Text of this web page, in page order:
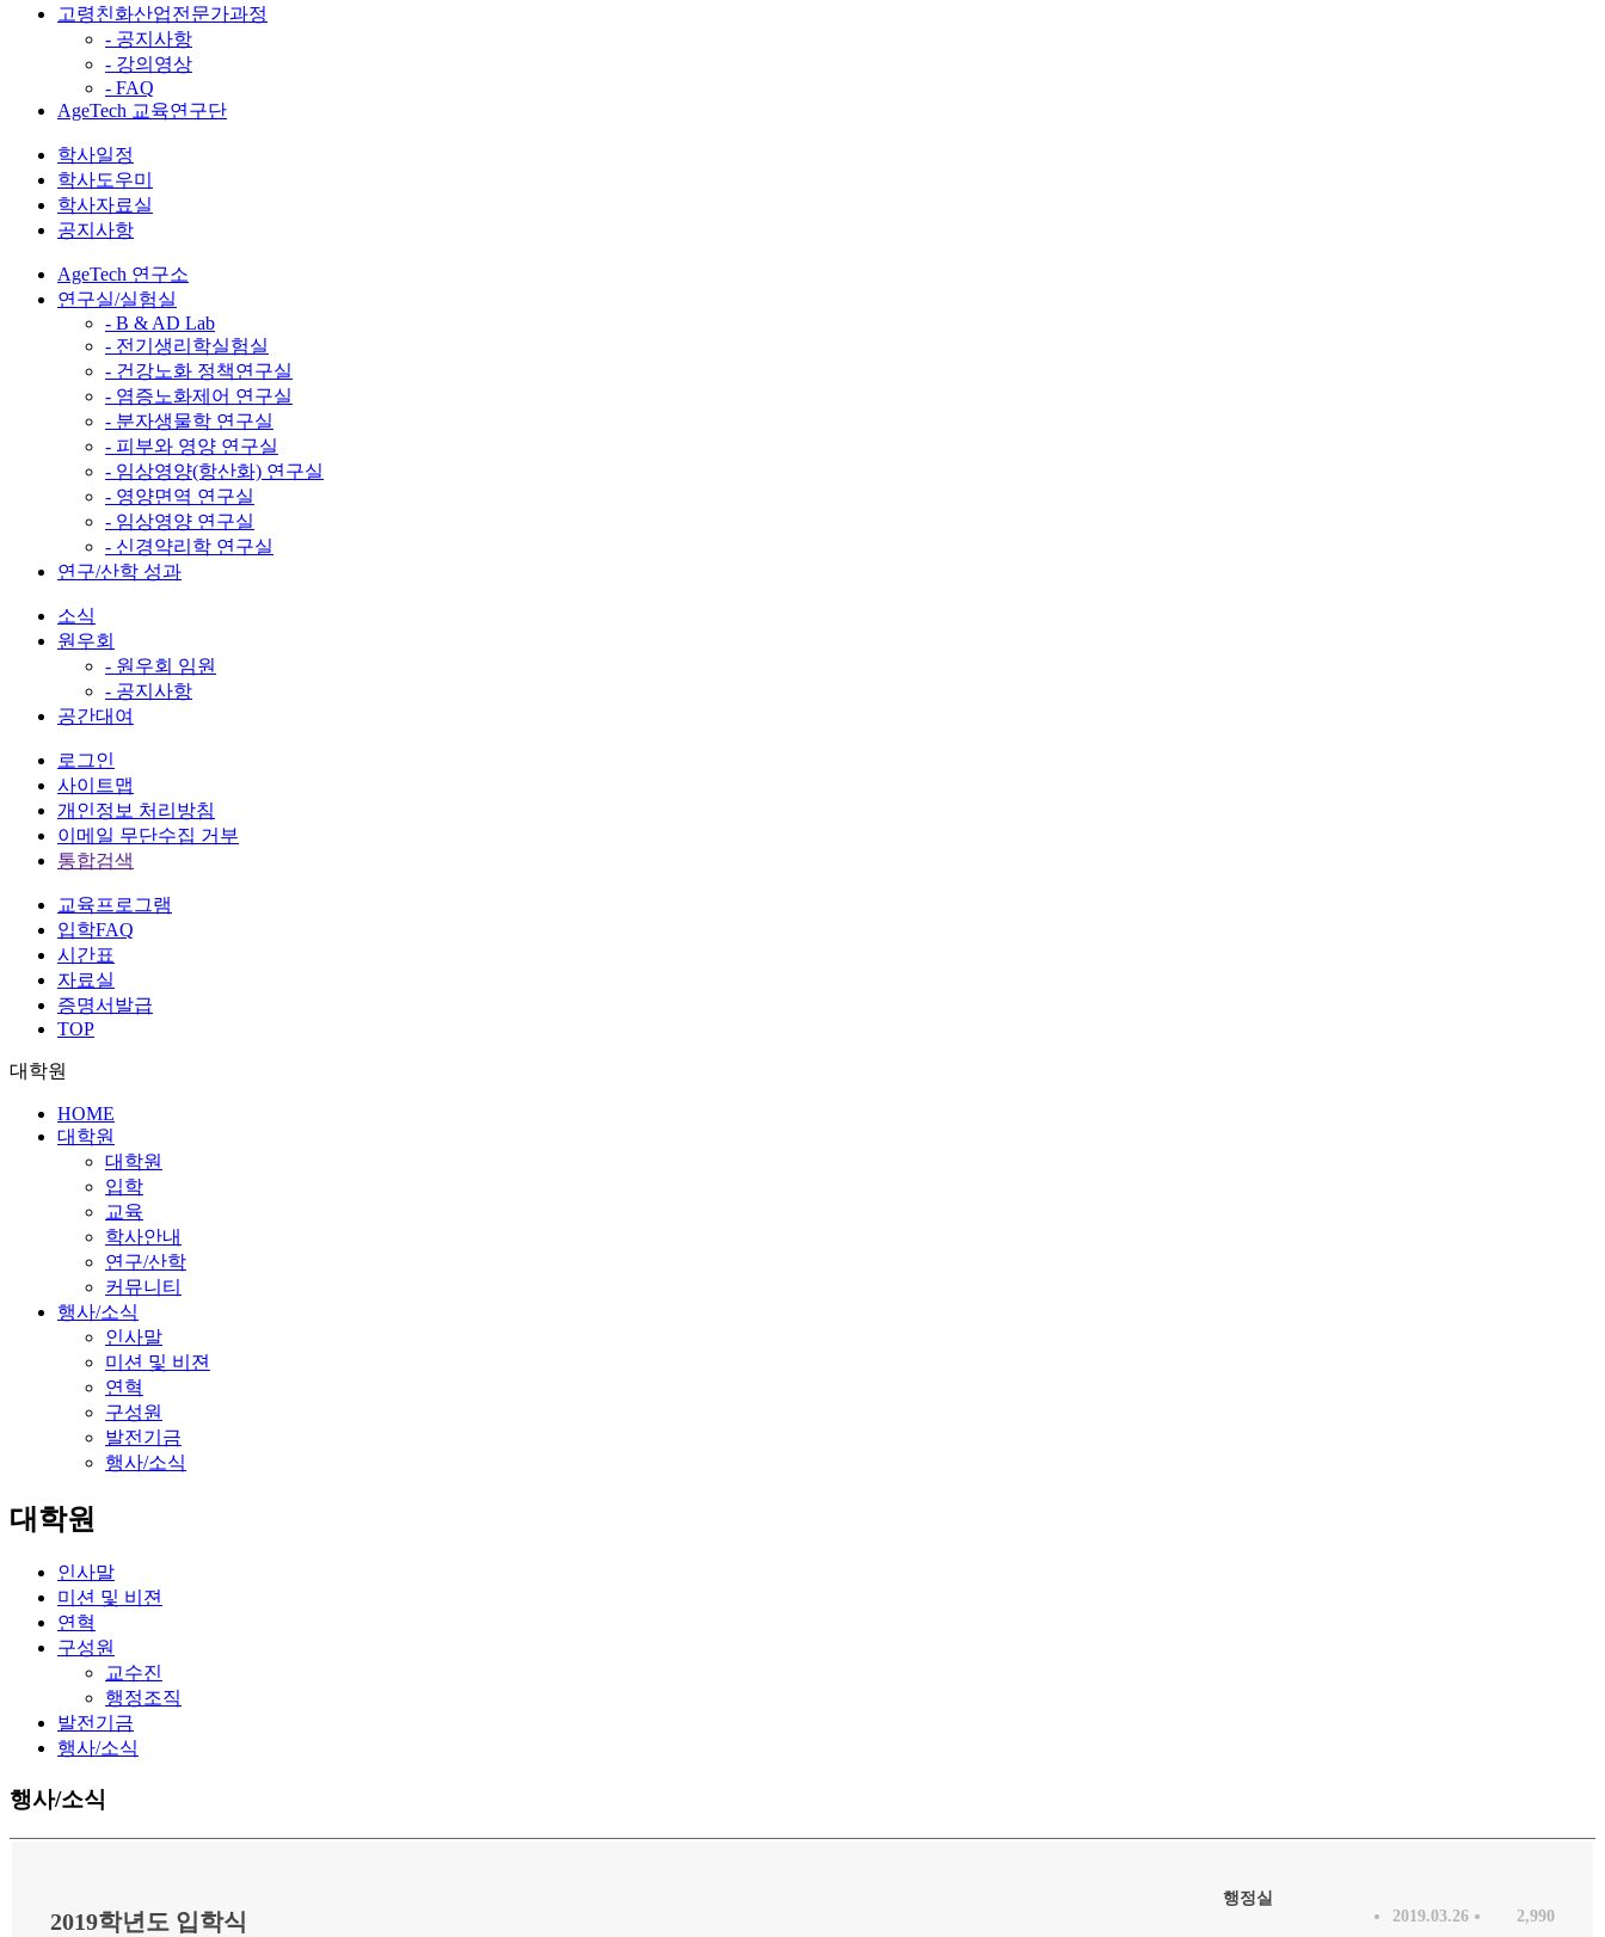
고령친화산업전문가과정
- 공지사항
- 강의영상
- FAQ
AgeTech 교육연구단
학사일정
학사도우미
학사자료실
공지사항
AgeTech 연구소
연구실/실험실
- B & AD Lab
- 전기생리학실험실
- 건강노화 정책연구실
- 염증노화제어 연구실
- 분자생물학 연구실
- 피부와 영양 연구실
- 임상영양(항산화) 연구실
- 영양면역 연구실
- 임상영양 연구실
- 신경약리학 연구실
연구/산학 성과
소식
원우회
- 원우회 임원
- 공지사항
공간대여
로그인
사이트맵
개인정보 처리방침
이메일 무단수집 거부
통합검색
교육프로그램
입학FAQ
시간표
자료실
증명서발급
TOP
대학원
HOME
대학원
대학원
입학
교육
학사안내
연구/산학
커뮤니티
행사/소식
인사말
미션 및 비젼
연혁
구성원
발전기금
행사/소식
대학원
인사말
미션 및 비젼
연혁
구성원
교수진
행정조직
발전기금
행사/소식
행사/소식
2019학년도 입학식
행정실
2019.03.26
2,990